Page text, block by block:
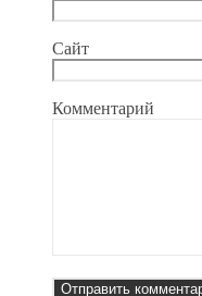
Сайт
Комментарий